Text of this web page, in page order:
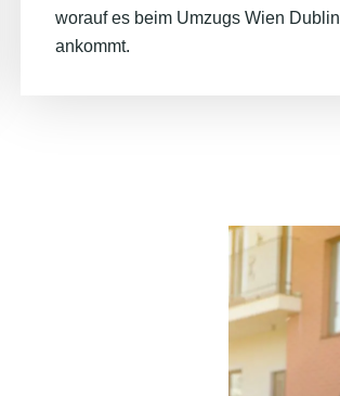
worauf es beim Umzugs Wien Dublin
ankommt.